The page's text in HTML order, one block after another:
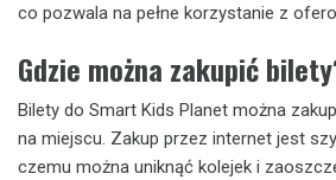
co pozwala na pełne korzystanie z
Gdzie można zakupić
Bilety do Smart Kids Planet można
na miejscu. Zakup przez internet jest
czemu można uniknąć kolejek i